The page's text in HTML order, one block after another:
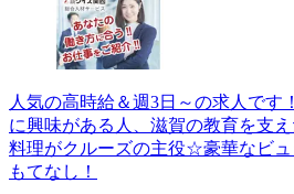
人気の高時給＆週3日～の求人です
に興味がある人、滋賀の教育を支
料理がクルーズの主役☆豪華なビ
もてなし！